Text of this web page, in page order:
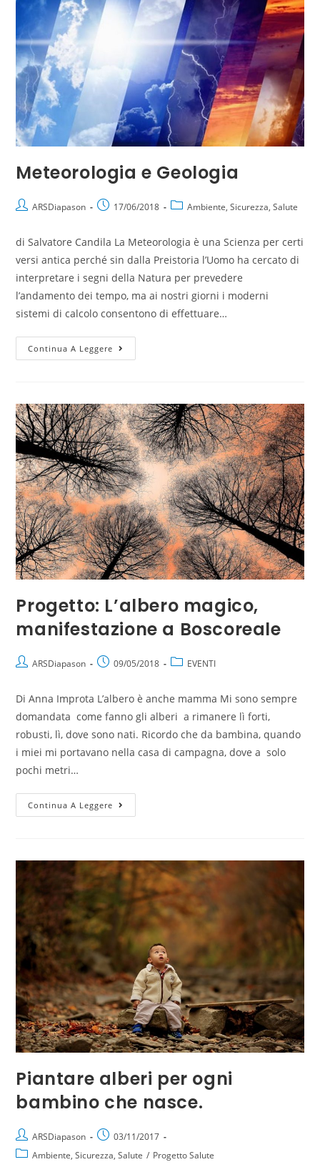
Meteorologia e Geologia
ARSDiapason 17/06/2018 Ambiente, Sicurezza, Salute
di Salvatore Candila La Meteorologia è una Scienza per certi
versi antica perché sin dalla Preistoria l’Uomo ha cercato di
interpretare i segni della Natura per prevedere
l’andamento dei tempo, ma ai nostri giorni i moderni
sistemi di calcolo consentono di effettuare…
Continua A Leggere
Progetto: L’albero magico,
manifestazione a Boscoreale
ARSDiapason 09/05/2018 EVENTI
Di Anna Improta L’albero è anche mamma Mi sono sempre
domandata come fanno gli alberi a rimanere lì forti,
robusti, lì, dove sono nati. Ricordo che da bambina, quando
i miei mi portavano nella casa di campagna, dove a solo
pochi metri…
Continua A Leggere
Piantare alberi per ogni
bambino che nasce.
ARSDiapason
03/11/2017
Ambiente, Sicurezza, Salute / Progetto Salute